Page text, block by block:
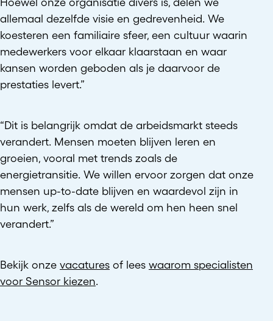
allemaal dezelfde visie en gedrevenheid. We
koesteren een familiaire sfeer, een cultuur waarin
medewerkers voor elkaar klaarstaan en waar
kansen worden geboden als je daarvoor de
prestaties levert.”
“Dit is belangrijk omdat de arbeidsmarkt steeds
verandert. Mensen moeten blijven leren en
groeien, vooral met trends zoals de
energietransitie. We willen ervoor zorgen dat onze
mensen up-to-date blijven en waardevol zijn in
hun werk, zelfs als de wereld om hen heen snel
verandert.”
Bekijk onze vacatures of lees waarom specialisten
voor Sensor kiezen.